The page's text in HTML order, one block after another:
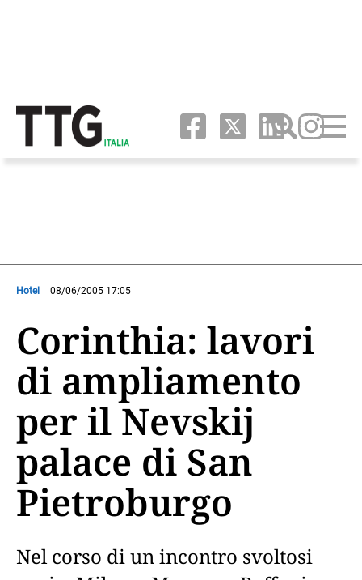
Hotel 08/06/2005 17:05
Corinthia: lavori
di ampliamento
per il Nevskij
palace di San
Pietroburgo
Nel corso di un incontro svoltosi